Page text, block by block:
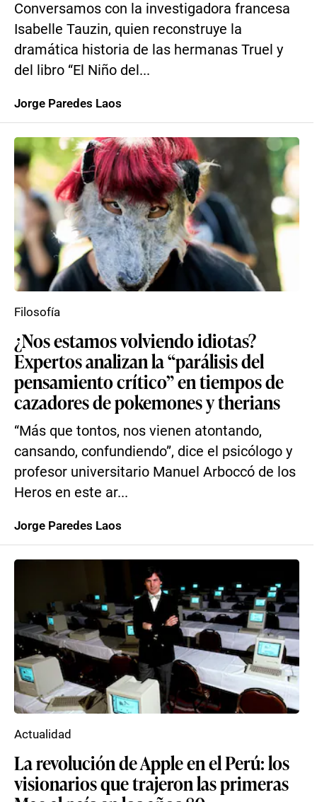
Conversamos con la investigadora francesa
Isabelle Tauzin, quien reconstruye la
dramática historia de las hermanas Truel y
del libro “El Niño del...
Jorge Paredes Laos
¿Nos estamos volviendo idiotas?
Expertos analizan la “parálisis del
pensamiento crítico” en tiempos de
cazadores de pokemones y therians
“Más que tontos, nos vienen atontando,
cansando, confundiendo”, dice el psicólogo y
profesor universitario Manuel Arboccó de los
Heros en este ar...
Filosofía
Jorge Paredes Laos
La revolución de Apple en el Perú: los
visionarios que trajeron las primeras
Actualidad